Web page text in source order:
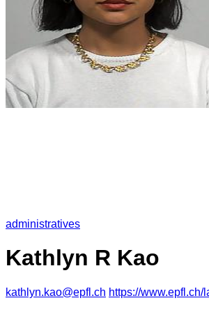
administratives
Kathlyn R Kao
kathlyn.kao@epfl.ch https://www.epfl.ch/